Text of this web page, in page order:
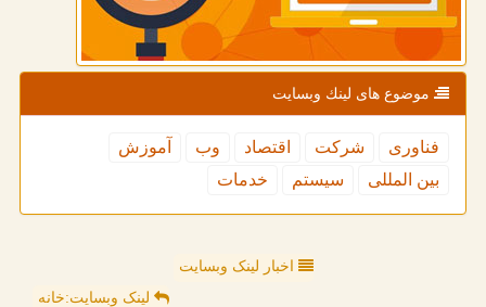
موضوع های لینك وبسایت
فناوری شركت اقتصاد وب
آموزش
بین المللی
سیستم خدمات
اخبار لینک وبسایت
لینک وبسایت:خانه